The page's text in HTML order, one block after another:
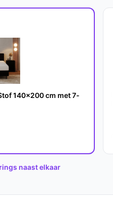
wat
ruimte
luxe
140x200 cm met 7-
naast elkaar